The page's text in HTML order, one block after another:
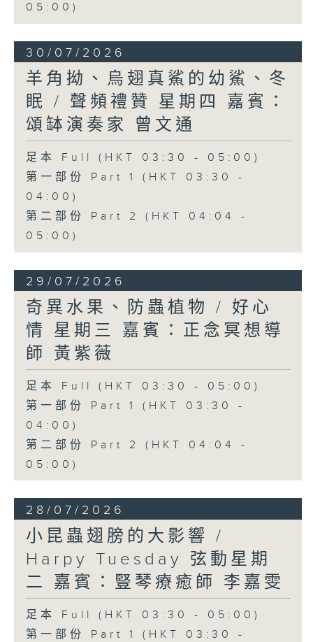
05:00)
30/07/2026
羊角拗、烏翅真鯊的幼鯊、冬
眠 / 聲頻禮贊 星期四 嘉賓：
頌缽演奏家 曾文通
足本 Full (HKT 03:30 - 05:00)
第一部份 Part 1 (HKT 03:30 -
04:00)
第二部份 Part 2 (HKT 04:04 -
05:00)
29/07/2026
奇異水果、防蟲植物 / 好心
情 星期三 嘉賓：正念冥想導
師 黃紫薇
足本 Full (HKT 03:30 - 05:00)
第一部份 Part 1 (HKT 03:30 -
04:00)
第二部份 Part 2 (HKT 04:04 -
05:00)
28/07/2026
小昆蟲翅膀的大影響 /
Harpy Tuesday 弦動星期
二 嘉賓：豎琴療癒師 李嘉雯
足本 Full (HKT 03:30 - 05:00)
第一部份 Part 1 (HKT 03:30 -